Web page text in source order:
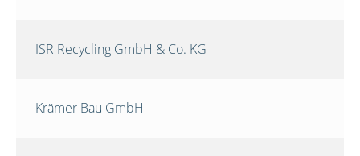
ISR Recycling GmbH & Co. KG
Krämer Bau GmbH